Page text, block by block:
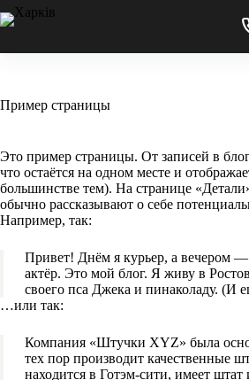
Пример страницы
Это пример страницы. От записей в
что остаётся на одном месте и
большинстве тем). На странице
обычно рассказывают о себе
Например, так:
Привет! Днём я курьер, а вечером
актёр. Это мой блог. Я живу в
своего пса Джека и пинаколаду. (И
…или так:
Компания «Штучки XYZ» была
тех пор производит качественные
находится в Готэм-сити, имеет штат